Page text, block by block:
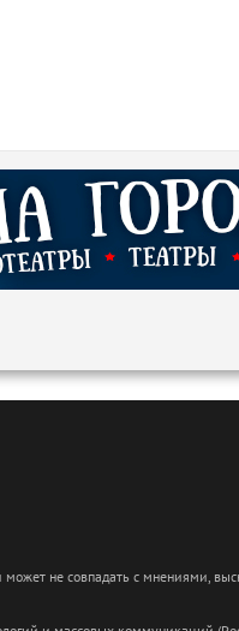
не совпадать с мнениями,